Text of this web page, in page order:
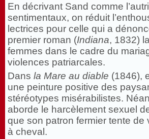
En décrivant Sand comme
sentimentaux, on réduit
lectrices pour celle qui a
premier roman (Indiana, 1832)
femmes dans le cadre du
violences patriarcales.
Dans la Mare au diable (1846),
une peinture positive des
stéréotypes misérabilistes.
aborde le harcèlement sexuel
que son patron fermier tente de
à cheval.